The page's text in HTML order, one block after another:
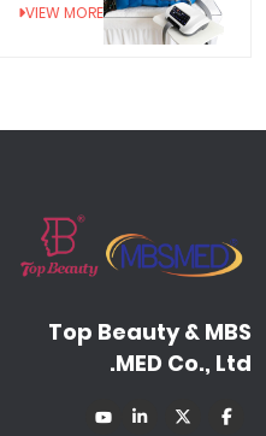
VIEW MORE
Top Beauty & MBS
MED Co., Ltd.